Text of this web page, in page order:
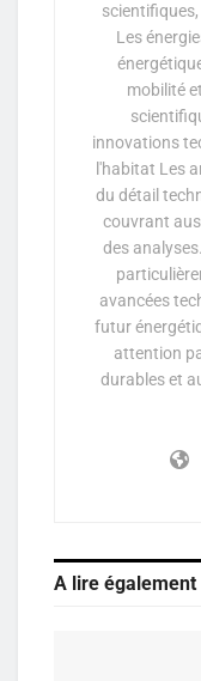
Les
mobilité
innovations
l'habitat Les
du détail
couvrant
des
avancées
futur
attention
durables et
A lire également